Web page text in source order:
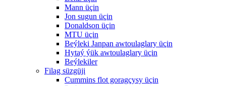
Mann üçin
Jon sugun üçin
Donaldson üçin
MTU üçin
Beýleki Janpan awtoulaglary üçin
Hytaý ýük awtoulaglary üçin
Beýlekiler
Filag süzgüji
Cummins flot goragçysy üçin